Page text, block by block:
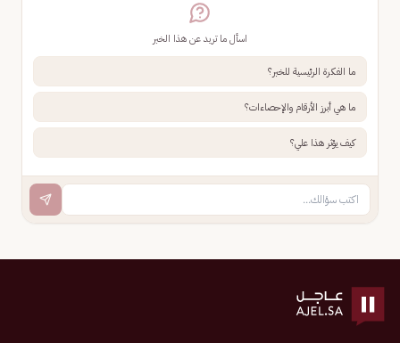
اسأل ما تريد عن هذا الخبر
ما الفكرة الرئيسية للخبر؟
ما هي أبرز الأرقام والإحصاءات؟
كيف يؤثر هذا علي؟